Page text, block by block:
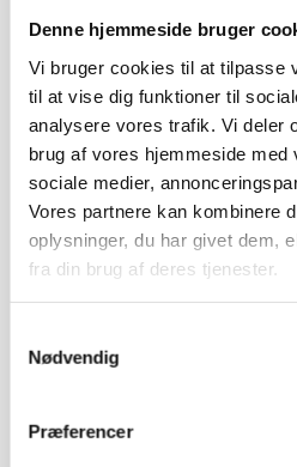
Denne hjemmeside bruger
Vi bruger cookies til at tilpasse
til at vise dig funktioner til
analysere vores trafik. Vi deler
brug af vores hjemmeside med
sociale medier,
Vores partnere kan kombinere
oplysninger, du har givet dem,
fra din brug af deres tjenester.
Nødvendig
Præferencer
Studierejsetid
september 19, 2025 kalgym
Årets studierejser for 2.hf
Følg med på gymnasiets
hvor klasserne løbende vil
beretninger fra deres
Forrige nyhed